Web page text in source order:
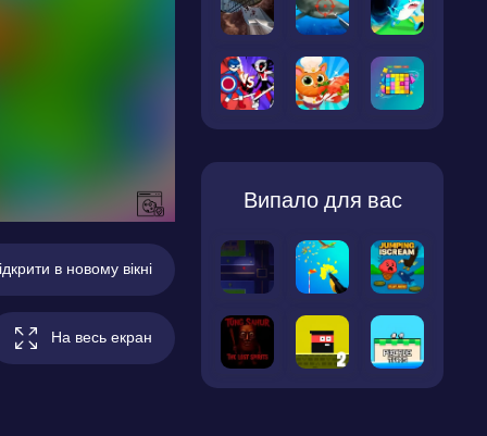
в новому вікні
На весь екран
Випало для вас